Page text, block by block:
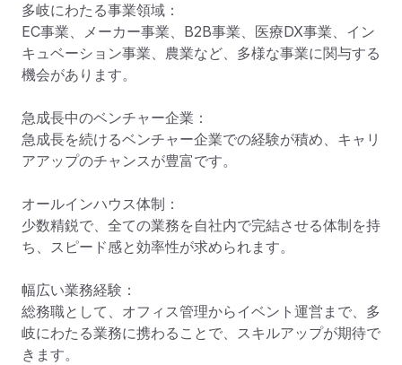
多岐にわたる事業領域：
EC事業、メーカー事業、B2B事業、医療DX事業、イン
キュベーション事業、農業など、多様な事業に関与する
機会があります。
急成長中のベンチャー企業：
急成長を続けるベンチャー企業での経験が積め、キャリ
アアップのチャンスが豊富です。
オールインハウス体制：
少数精鋭で、全ての業務を自社内で完結させる体制を持
ち、スピード感と効率性が求められます。
幅広い業務経験：
総務職として、オフィス管理からイベント運営まで、多
岐にわたる業務に携わることで、スキルアップが期待で
きます。